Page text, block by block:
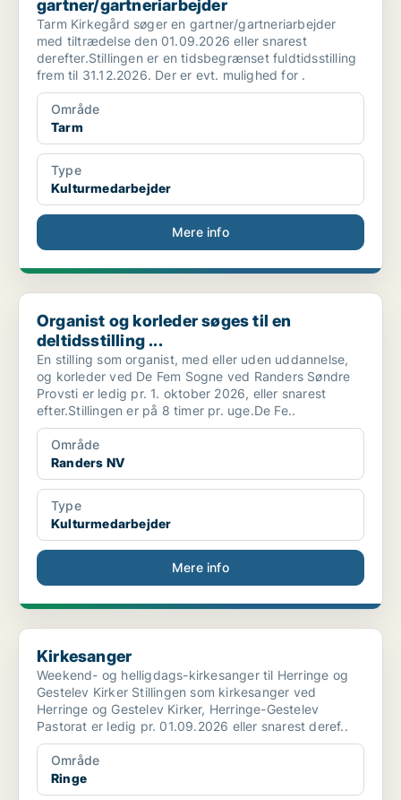
gartner/gartneriarbejder
Tarm Kirkegård søger en gartner/gartneriarbejder
med tiltrædelse den 01.09.2026 eller snarest
derefter.Stillingen er en tidsbegrænset fuldtidsstilling
frem til 31.12.2026. Der er evt. mulighed for .
Område
Tarm
Type
Kulturmedarbejder
Mere info
Organist og korleder søges til en deltidsstilling ...
Organist og korleder søges til en
deltidsstilling ...
En stilling som organist, med eller uden uddannelse,
og korleder ved De Fem Sogne ved Randers Søndre
Provsti er ledig pr. 1. oktober 2026, eller snarest
efter.Stillingen er på 8 timer pr. uge.De Fe..
Område
Randers NV
Type
Kulturmedarbejder
Mere info
Kirkesanger
Kirkesanger
Weekend- og helligdags-kirkesanger til Herringe og
Gestelev Kirker Stillingen som kirkesanger ved
Herringe og Gestelev Kirker, Herringe-Gestelev
Pastorat er ledig pr. 01.09.2026 eller snarest deref..
Område
Ringe